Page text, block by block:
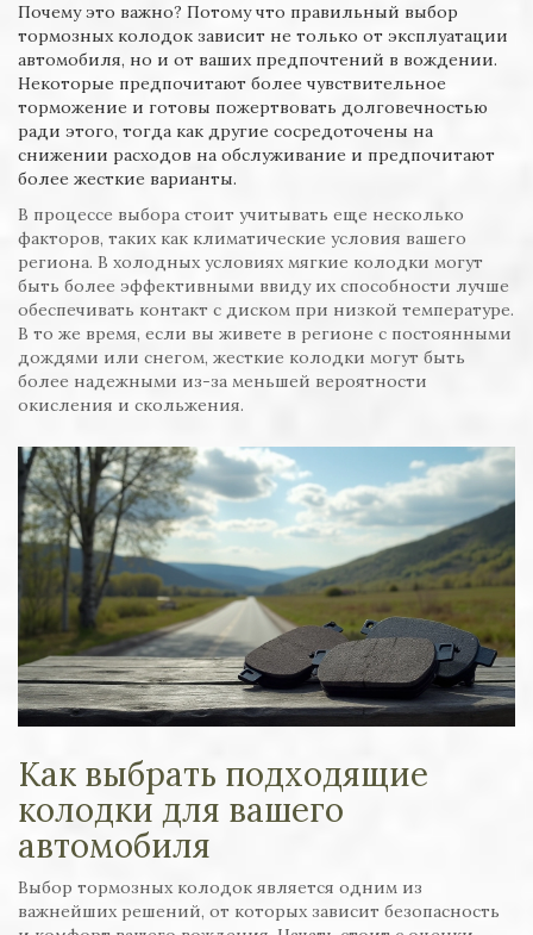
Почему это важно? Потому что правильный выбор
тормозных колодок зависит не только от эксплуатации
автомобиля, но и от ваших предпочтений в вождении.
Некоторые предпочитают более чувствительное
торможение и готовы пожертвовать долговечностью
ради этого, тогда как другие сосредоточены на
снижении расходов на обслуживание и предпочитают
более жесткие варианты.
В процессе выбора стоит учитывать еще несколько
факторов, таких как климатические условия вашего
региона. В холодных условиях мягкие колодки могут
быть более эффективными ввиду их способности лучше
обеспечивать контакт с диском при низкой температуре.
В то же время, если вы живете в регионе с постоянными
дождями или снегом, жесткие колодки могут быть
более надежными из-за меньшей вероятности
окисления и скольжения.
Как выбрать подходящие
колодки для вашего
автомобиля
Выбор тормозных колодок является одним из
важнейших решений, от которых зависит безопасность